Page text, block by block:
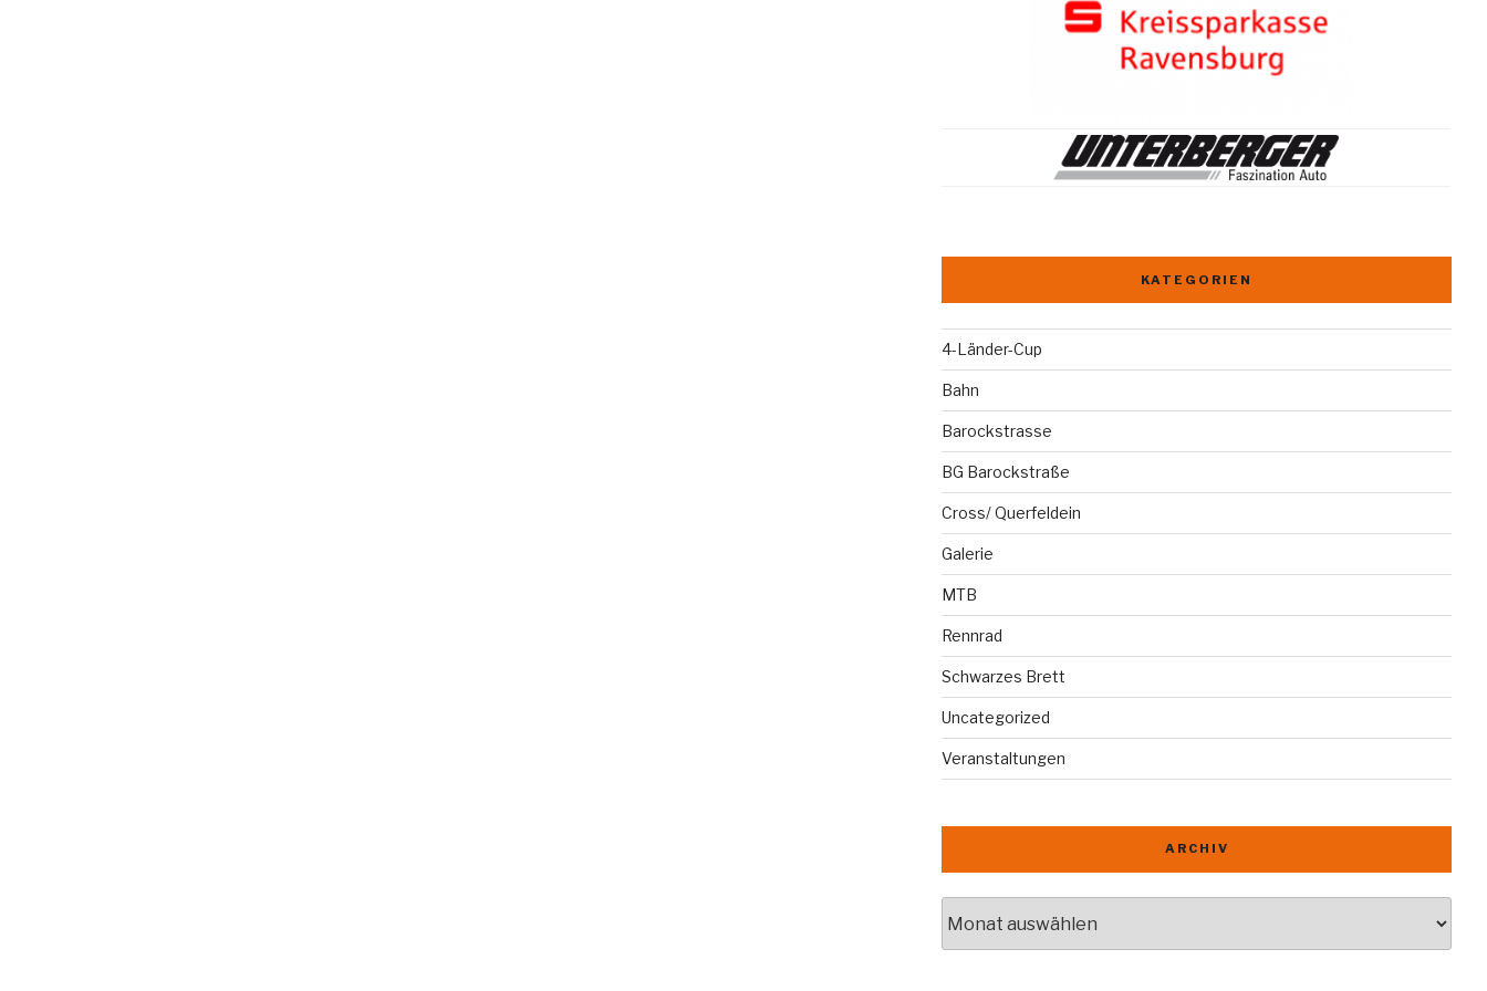
KATEGORIEN
4-Länder-Cup
Bahn
Barockstrasse
BG Barockstraße
Cross/ Querfeldein
Galerie
MTB
Rennrad
Schwarzes Brett
Uncategorized
Veranstaltungen
ARCHIV